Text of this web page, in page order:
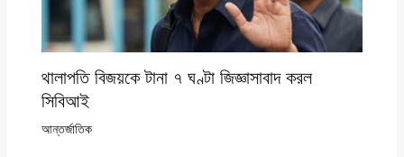
থালাপতি বিজয়কে টানা ৭ ঘণ্টা জিজ্ঞাসাবাদ করল
সিবিআই
আন্তর্জাতিক